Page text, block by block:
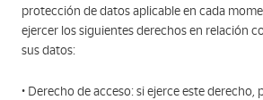
protección de datos aplicable en cada
ejercer los siguientes derechos en relación
sus datos:
• Derecho de acceso: si ejerce este